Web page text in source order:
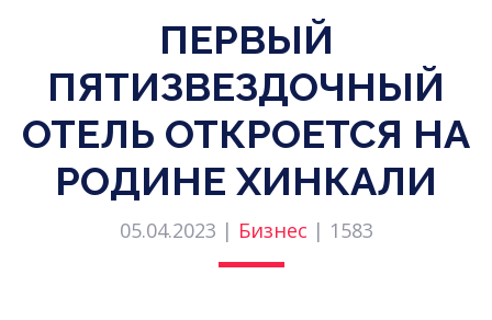
ПЕРВЫЙ
ПЯТИЗВЕЗДОЧНЫЙ
ОТЕЛЬ ОТКРОЕТСЯ НА
РОДИНЕ ХИНКАЛИ
05.04.2023 | Бизнес | 1583